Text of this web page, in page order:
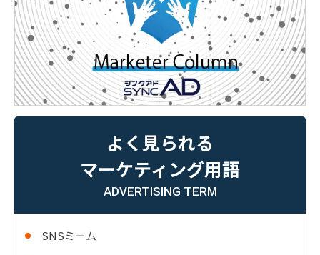
よく見られる
マーケティング用語
ADVERTISING TERM
SNSミーム